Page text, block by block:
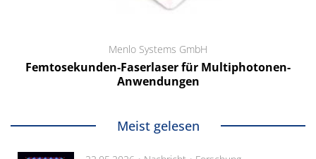
Menlo Systems GmbH
Femtosekunden-Faserlaser für Multiphotonen-
Anwendungen
Meist gelesen